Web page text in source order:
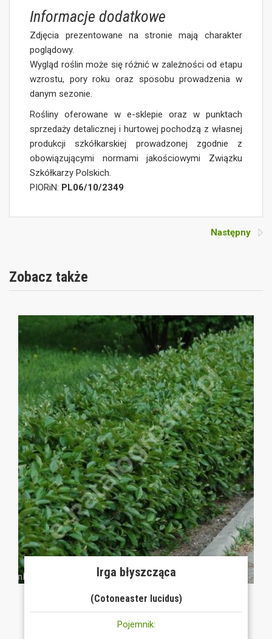
Informacje dodatkowe
Zdjęcia prezentowane na stronie mają charakter
poglądowy.
Wygląd roślin może się różnić w zależności od etapu
wzrostu, pory roku oraz sposobu prowadzenia w
danym sezonie.
Rośliny oferowane w e-sklepie oraz w punktach
sprzedaży detalicznej i hurtowej pochodzą z własnej
produkcji szkółkarskiej prowadzonej zgodnie z
obowiązującymi normami jakościowymi Związku
Szkółkarzy Polskich.
PIORiN: PL06/10/2349
Następny
Zobacz także
Irga błyszcząca
(Cotoneaster lucidus)
Pojemnik: